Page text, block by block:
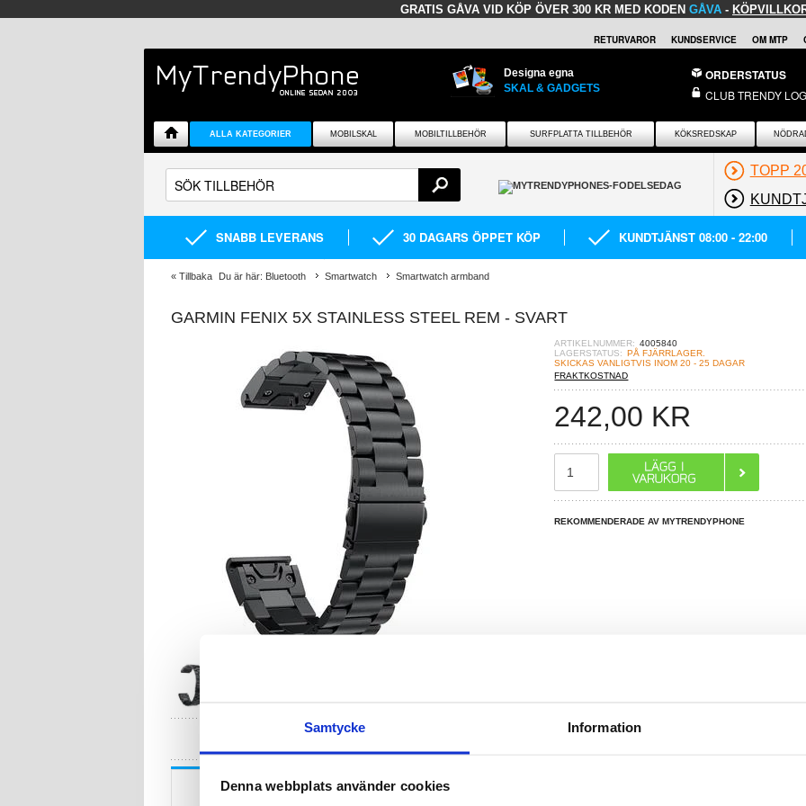
Samtycke Information
Denna webbplats använder cookies
GRATIS GÅVA VID KÖP ÖVER 300 KR MED KODEN GÅVA -
RETURVAROR KUNDSERVICE OM MTP
Designa egna
SKAL & GADGETS
ORDERSTATUS
CLUB TRENDY
ALLA KATEGORIER MOBILSKAL MOBILTILLBEHÖR SURFPLATTA TILLBEHÖR KÖKSREDSKAP
TOPP
SNABB LEVERANS 30 DAGARS ÖPPET KÖP KUNDTJÄNST 08:00 - 22:00
« Tillbaka Du är här: Bluetooth Smartwatch Smartwatch armband
GARMIN FENIX 5X STAINLESS STEEL REM - SVART
ARTIKELNUMMER: 4005840
LAGERSTATUS: PÅ FJÄRRLAGER.
SKICKAS VANLIGTVIS INOM 20 - 25 DAGAR
FRAKTKOSTNAD
242,00 KR
REKOMMENDERADE AV MYTRENDYPHONE
LIVE CHAT
Beskrivning